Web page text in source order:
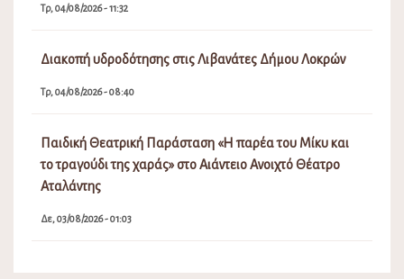
Τρ, 04/08/2026 - 11:32
Διακοπή υδροδότησης στις Λιβανάτες Δήμου Λοκρών
Τρ, 04/08/2026 - 08:40
Παιδική Θεατρική Παράσταση «Η παρέα του Μίκυ και
το τραγούδι της χαράς» στο Αιάντειο Ανοιχτό Θέατρο
Αταλάντης
Δε, 03/08/2026 - 01:03